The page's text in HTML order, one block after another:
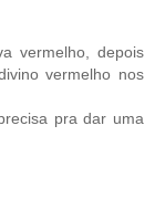
vermelho, depois
vermelho nos
pra dar uma